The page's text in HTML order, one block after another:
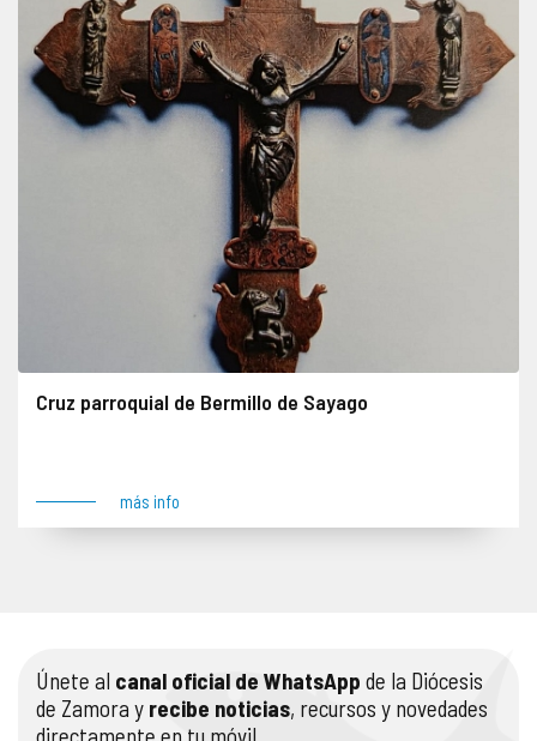
Cruz parroquial de Bermillo de Sayago
más info
Únete al canal oficial de WhatsApp de la Diócesis
de Zamora y recibe noticias, recursos y novedades
directamente en tu móvil